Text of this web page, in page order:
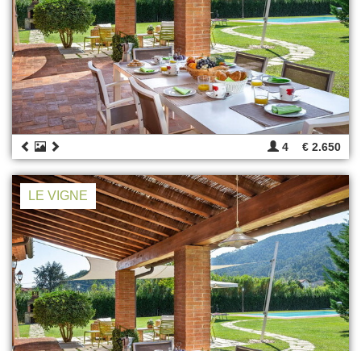
4 € 2.650
LE VIGNE